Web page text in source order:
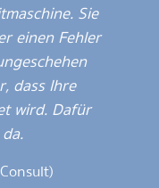
Sie
einen Fehler
dass Ihre
wird. Dafür